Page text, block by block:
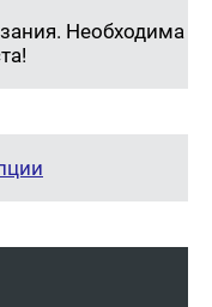
Необходима